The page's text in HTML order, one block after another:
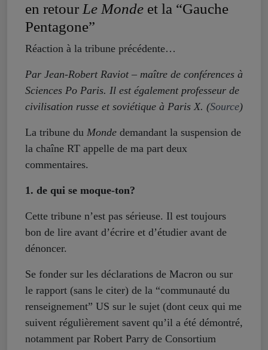
en retour Le Monde et la “Gauche
Pentagone”
Réaction à la tribune précédente…
Par Jean-Robert Raviot – maître de conférences à
Sciences Po Paris. Il est également professeur de
civilisation russe et soviétique à Paris X. (Source)
La tribune du Monde demandant la suspension de
la chaîne RT appelle de ma part deux
commentaires.
1. de qui se moque-ton?
Cette tribune n’est pas sérieuse. Il est toujours
bon de lire avant d’écrire et d’étudier avant de
dénoncer.
Se fonder sur les déclarations de Macron ou sur
le rapport (sans le citer) de la “communauté du
renseignement” US sur le sujet (dont ceux qui me
suivent régulièrement savent qu’il a été démontré,
notamment par Robert Parry de Consortium